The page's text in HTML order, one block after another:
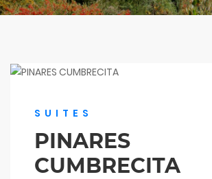
SUITES
PINARES
CUMBRECITA